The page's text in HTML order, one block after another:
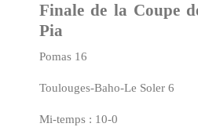
Finale de la Coupe
Pia
Pomas 16
Toulouges-Baho-Le Soler 6
Mi-temps : 10-0